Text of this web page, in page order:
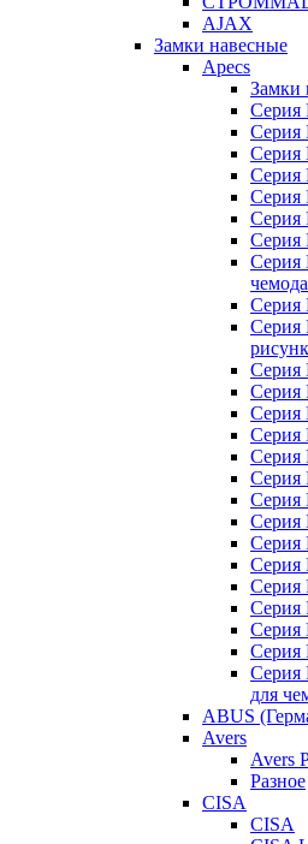
AJAX
Замки навесные
Apecs
Замки
Серия
Серия
Серия
Серия
Серия
Серия
Серия
Серия
Серия
Серия
Серия
Серия
Серия
Серия
Серия
Серия
Серия
Серия
Серия
Серия
Серия
Серия
Серия
Серия
для
ABUS
Avers
Avers
Разное
CISA
CISA